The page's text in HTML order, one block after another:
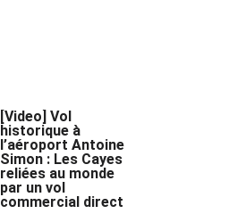
[Video] Vol
historique à
l’aéroport Antoine
Simon : Les Cayes
reliées au monde
par un vol
commercial direct